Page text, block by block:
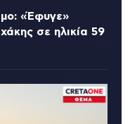
«Έφυγε»
σε ηλικία 59